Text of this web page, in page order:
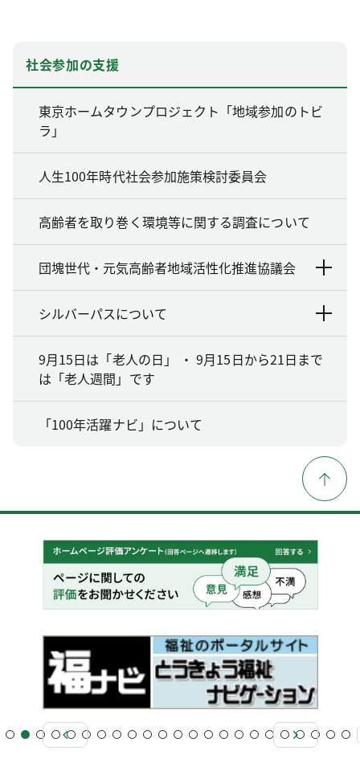
社会参加の支援
東京ホームタウンプロジェクト「地域参加のトビ
ラ」
人生100年時代社会参加施策検討委員会
高齢者を取り巻く環境等に関する調査について
団塊世代・元気高齢者地域活性化推進協議会
シルバーパスについて
9月15日は「老人の日」 ・ 9月15日から21日まで
は「老人週間」です
「100年活躍ナビ」について